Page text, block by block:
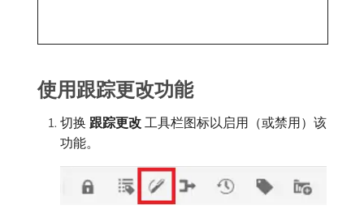
使用跟踪更改功能
切换​ 跟踪更改 ​工具栏图标以启用（或禁用）该
功能。